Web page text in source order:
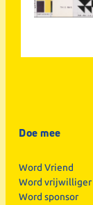
Doe mee
Word Vriend
Word vrijwilliger
Word sponsor